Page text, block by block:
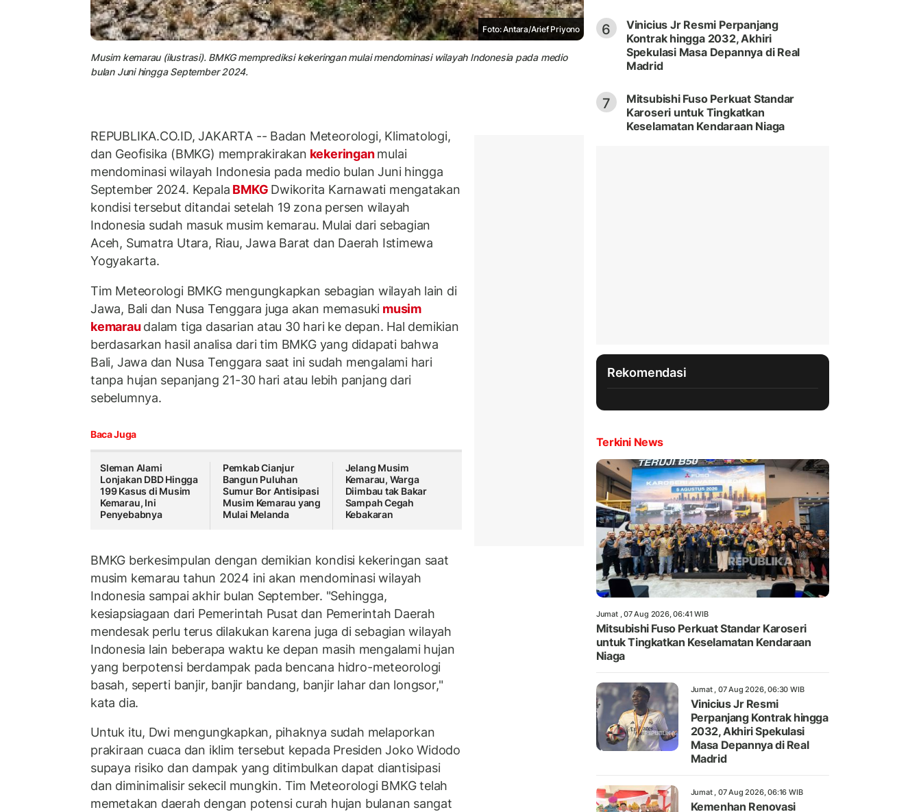
Foto: Antara/Arief Priyono
Musim kemarau (ilustrasi). BMKG memprediksi kekeringan mulai mendominasi wilayah Indonesia pada medio
bulan Juni hingga September 2024.
REPUBLIKA.CO.ID, JAKARTA -- Badan Meteorologi, Klimatologi,
dan Geofisika (BMKG) memprakirakan kekeringanmulai
mendominasi wilayah Indonesia pada medio bulan Juni hingga
September 2024. Kepala BMKG Dwikorita Karnawati mengatakan
kondisi tersebut ditandai setelah 19 zona persen wilayah
Indonesia sudah masuk musim kemarau. Mulai dari sebagian
Aceh, Sumatra Utara, Riau, Jawa Barat dan Daerah Istimewa
Yogyakarta.
Tim Meteorologi BMKG mengungkapkan sebagian wilayah lain di
Jawa, Bali dan Nusa Tenggara juga akan memasuki musim
kemaraudalam tiga dasarian atau 30 hari ke depan. Hal demikian
berdasarkan hasil analisa dari tim BMKG yang didapati bahwa
Bali, Jawa dan Nusa Tenggara saat ini sudah mengalami hari
tanpa hujan sepanjang 21-30 hari atau lebih panjang dari
sebelumnya.
Baca Juga
Sleman Alami
Lonjakan DBD Hingga
199 Kasus di Musim
Kemarau, Ini
Penyebabnya
Pemkab Cianjur
Bangun Puluhan
Sumur Bor Antisipasi
Musim Kemarau yang
Mulai Melanda
Jelang Musim
Kemarau, Warga
Diimbau tak Bakar
Sampah Cegah
Kebakaran
BMKG berkesimpulan dengan demikian kondisi kekeringan saat
musim kemarau tahun 2024 ini akan mendominasi wilayah
Indonesia sampai akhir bulan September. "Sehingga,
kesiapsiagaan dari Pemerintah Pusat dan Pemerintah Daerah
mendesak perlu terus dilakukan karena juga di sebagian wilayah
Indonesia lain beberapa waktu ke depan masih mengalami hujan
yang berpotensi berdampak pada bencana hidro-meteorologi
basah, seperti banjir, banjir bandang, banjir lahar dan longsor,"
kata dia.
Untuk itu, Dwi mengungkapkan, pihaknya sudah melaporkan
prakiraan cuaca dan iklim tersebut kepada Presiden Joko Widodo
supaya risiko dan dampak yang ditimbulkan dapat diantisipasi
dan diminimalisir sekecil mungkin. Tim Meteorologi BMKG telah
memetakan daerah dengan potensi curah hujan bulanan sangat
6
Vinicius Jr Resmi Perpanjang
Kontrak hingga 2032, Akhiri
Spekulasi Masa Depannya di Real
Madrid
7
Mitsubishi Fuso Perkuat Standar
Karoseri untuk Tingkatkan
Keselamatan Kendaraan Niaga
Rekomendasi
Terkini News
Jumat , 07 Aug 2026, 06:41 WIB
Mitsubishi Fuso Perkuat Standar Karoseri
untuk Tingkatkan Keselamatan Kendaraan
Niaga
Jumat , 07 Aug 2026, 06:30 WIB
Vinicius Jr Resmi
Perpanjang Kontrak hingga
2032, Akhiri Spekulasi
Masa Depannya di Real
Madrid
Jumat , 07 Aug 2026, 06:16 WIB
Kemenhan Renovasi